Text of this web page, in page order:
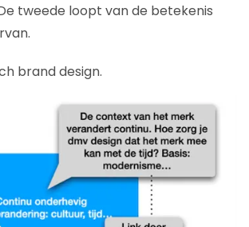
tweede loopt van de betekenis
brand design.